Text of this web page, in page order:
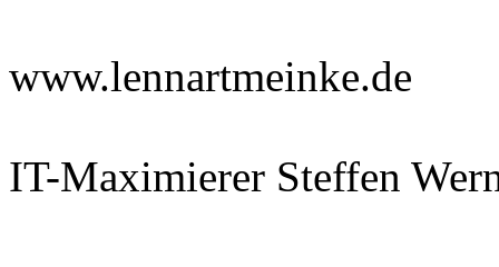
www.lennartmeinke.de
IT-Maximierer Steffen